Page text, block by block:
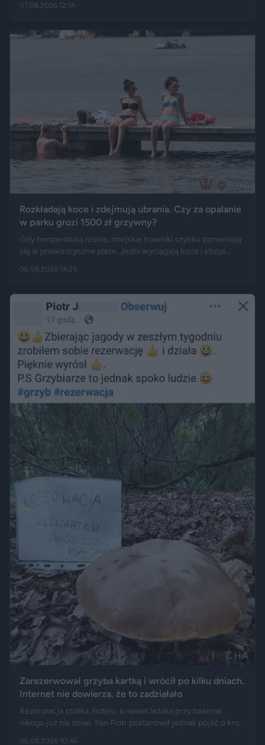
brakowało też wydarzeń z zupełnie innej kategorii: w
uświetnił występ rapera, Eldo. Pierwszy rok prezydentury
podsumowują m.in. Fakt, Demagog, „Gazeta Wyborcza” i „Do
07.08.2026 12:14
Rozkładają koce i zdejmują ubrania. Czy za opalanie
w parku grozi 1500 zł grzywny?
Gdy temperatura rośnie, miejskie trawniki szybko zamieniają
się w prowizoryczne plaże. Jedni wyciągają koce i stroje
legalne. Jak opisują Gazeta.pl i „Rzeczpospolita”, samo
przez nagość, złamanie regulaminu parku albo zajęcie
trawnika, który nie został przeznaczony do rekreacji.
06.08.2026 14:25
Zarezerwował grzyba kartką i wrócił po kilku dniach.
Internet nie dowierza, że to zadziałało
Rezerwacja stolika, hotelu, a nawet leżaka przy basenie
nikogo już nie dziwi. Pan Piotr postanowił jednak pójść o krok
06.08.2026 10:46